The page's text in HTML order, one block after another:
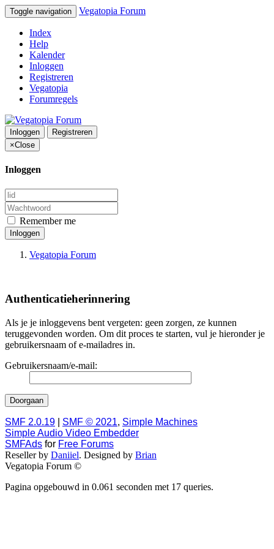
Toggle navigation Vegatopia Forum
Index
Help
Kalender
Inloggen
Registreren
Vegatopia
Forumregels
Inloggen
Registreren
×Close
Inloggen
Remember me
Inloggen
Vegatopia Forum
Authenticatieherinnering
Als je je inloggevens bent vergeten: geen zorgen, ze kunnen
teruggevonden worden. Om dit proces te starten, vul je hieronder je
gebruikersnaam of e-mailadres in.
Gebruikersnaam/e-mail:
SMF 2.0.19 SMF © 2021, Simple Machines
Simple Audio Video Embedder
SMFAds for Free Forums
Reseller by Daniiel. Designed by Brian
Vegatopia Forum ©
Pagina opgebouwd in 0.061 seconden met 17 queries.